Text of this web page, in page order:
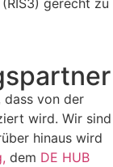
dass von der
wird. Wir sind
hinaus wird
dem DE HUB